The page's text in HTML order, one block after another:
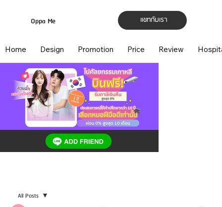
แชทกับเรา
Oppa Me
Home Design Promotion Price Review
All Posts